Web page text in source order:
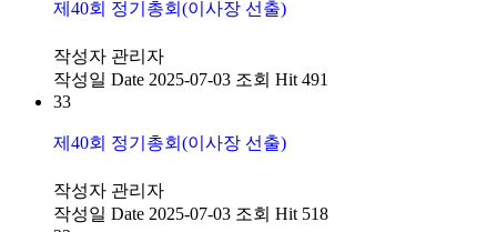
제40회 정기총회(이사장 선출)
작성자 관리자
작성일 Date 2025-07-03 조회 Hit 491
33
제40회 정기총회(이사장 선출)
작성자 관리자
작성일 Date 2025-07-03 조회 Hit 518